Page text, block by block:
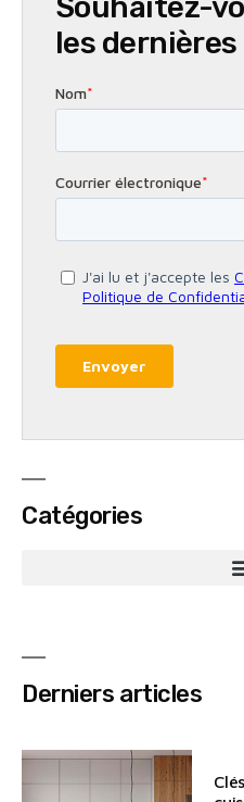
les
Catégories
Derniers articles